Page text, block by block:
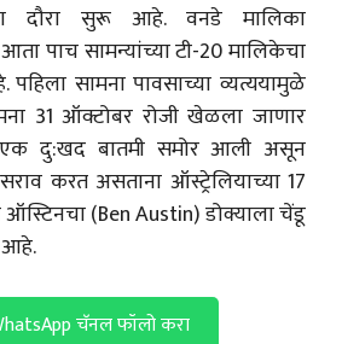
दौरा सुरू आहे. वनडे मालिका
पाच सामन्यांच्या टी-20 मालिकेचा
सामना पावसाच्या व्यत्ययामुळे
31 ऑक्टोबर रोजी खेळला जाणार
दु:खद बातमी समोर आली असून
करत असताना ऑस्ट्रेलियाच्या 17
(Ben Austin) डोक्याला चेंडू
आहे.
चॅनल फॉलो करा